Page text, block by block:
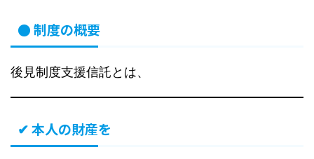
● 制度の概要
後見制度支援信託とは、
✔ 本人の財産を